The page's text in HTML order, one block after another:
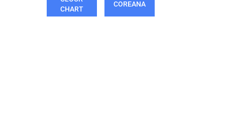
CHART
COREANA